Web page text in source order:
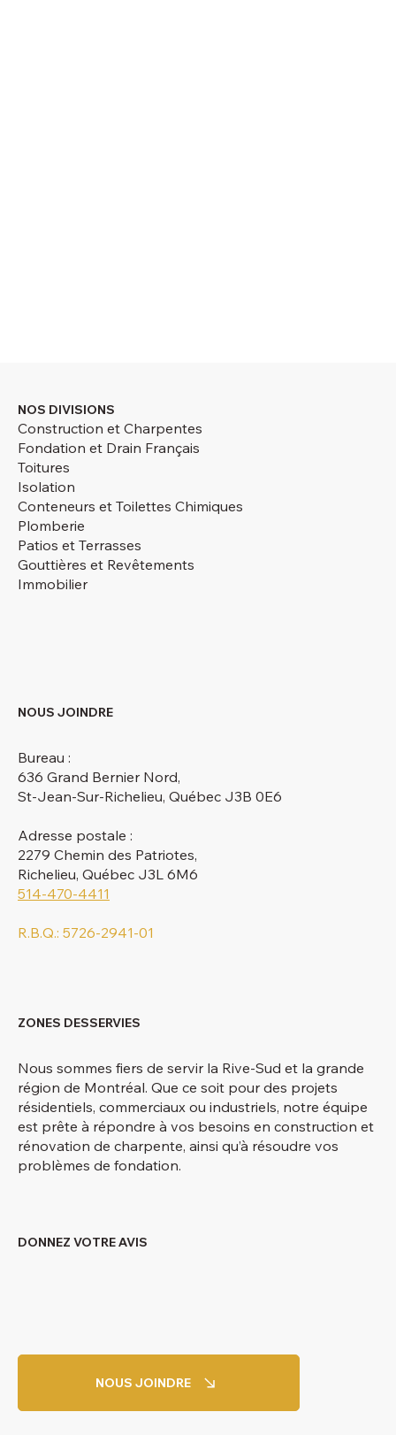
NOS DIVISIONS
Construction et Charpentes
Fondation et Drain Français
Toitures
Isolation
Conteneurs et Toilettes Chimiques
Plomberie
Patios et Terrasses
Gouttières et Revêtements
Immobilier
NOUS JOINDRE
Bureau :
636 Grand Bernier Nord,
St-Jean-Sur-Richelieu, Québec J3B 0E6
Adresse postale :
2279 Chemin des Patriotes,
Richelieu, Québec J3L 6M6
514-470-4411
R.B.Q.: 5726-2941-01
ZONES DESSERVIES
Nous sommes fiers de servir la Rive-Sud et la grande
région de Montréal. Que ce soit pour des projets
résidentiels, commerciaux ou industriels, notre équipe
est prête à répondre à vos besoins en construction et
rénovation de charpente, ainsi qu’à résoudre vos
problèmes de fondation.
DONNEZ VOTRE AVIS
NOUS JOINDRE